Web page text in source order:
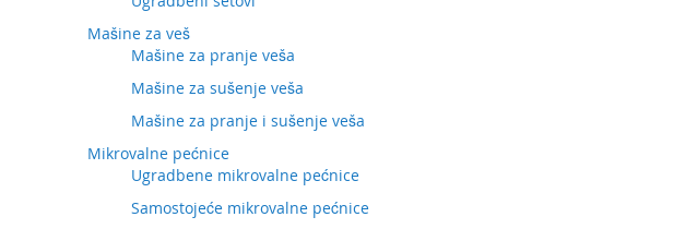
Mašine za veš
Mašine za pranje veša
Mašine za sušenje veša
Mašine za pranje i sušenje veša
Mikrovalne pećnice
Ugradbene mikrovalne pećnice
Samostojeće mikrovalne pećnice